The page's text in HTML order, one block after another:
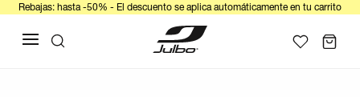
Rebajas: hasta -50% - El descuento se aplica automáticamente en tu carrito